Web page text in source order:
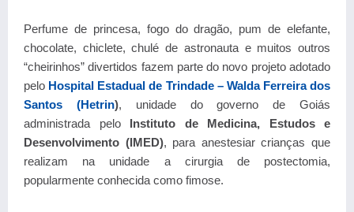
Perfume de princesa, fogo do dragão, pum de elefante,
chocolate, chiclete, chulé de astronauta e muitos outros
“cheirinhos” divertidos fazem parte do novo projeto adotado
pelo Hospital Estadual de Trindade – Walda Ferreira dos
Santos (Hetrin), unidade do governo de Goiás
administrada pelo Instituto de Medicina, Estudos e
Desenvolvimento (IMED), para anestesiar crianças que
realizam na unidade a cirurgia de postectomia,
popularmente conhecida como fimose.